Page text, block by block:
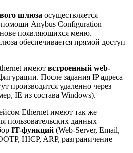
шлюза осуществляется
Anybus Configuration
появляющихся меню.
обеспечивается прямой доступ
имеют встроенный web-
После задания IP адреса
производится удаленно через
IE из состава Windows).
Ethernet имеют так же
пользовательских данных
IT-функций (Web-Server, Email,
HICP, ARP, разграничение